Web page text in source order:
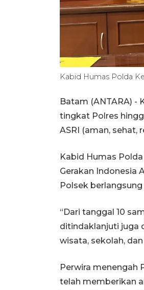
Kabid Humas Polda
Batam (ANTARA) -
tingkat Polres
ASRI (aman, sehat,
Kabid Humas
Gerakan Indonesia
Polsek
“Dari tanggal 10
ditindaklanjuti juga
wisata, sekolah,
Perwira menengah
telah memberikan